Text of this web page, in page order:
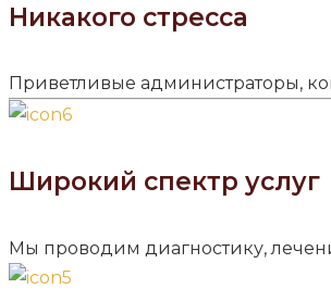
Никакого стресса
Приветливые администраторы,
Широкий спектр услуг
Мы проводим диагностику,